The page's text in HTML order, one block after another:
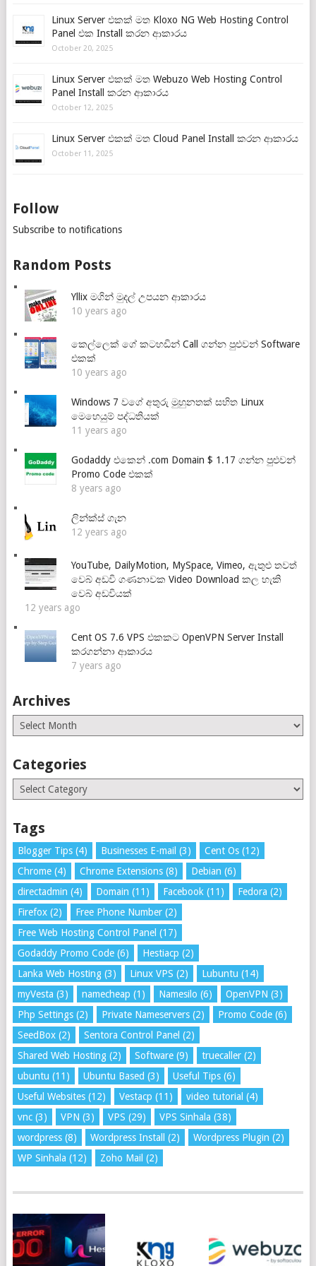
Linux Server එකක් මත Kloxo NG Web Hosting Control
Panel එක Install කරන ආකාරය
October 20, 2025
Linux Server එකක් මත Webuzo Web Hosting Control
Panel Install කරන ආකාරය
October 12, 2025
Linux Server එකක් මත Cloud Panel Install කරන ආකාරය
October 11, 2025
Follow
Subscribe to notifications
Random Posts
Yllix මගින් මුදල් උපයන ආකාරය
10 years ago
කෙල්ලෙක් ගේ කටහඩින් Call ගන්න පුළුවන් Software
එකක්
10 years ago
Windows 7 වගේ අතුරු මුහුනතක් සහිත Linux
මෙහෙයුම් පද්ධතියක්
11 years ago
Godaddy එකෙන් .com Domain $ 1.17 ගන්න පුළුවන්
Promo Code එකක්
8 years ago
ලින්ක්ස් ගැන
12 years ago
YouTube, DailyMotion, MySpace, Vimeo, ඇතුළු තවත්
වෙබ් අඩවි ගණනාවක Video Download කල හැකි
වෙබ් අඩවියක්
12 years ago
Cent OS 7.6 VPS එකකට OpenVPN Server Install
කරගන්නා ආකාරය
7 years ago
Archives
Archives
Categories
Categories
Tags
Blogger Tips(4) Businesses E-mail (3) Cent Os(12)
Chrome(4) Chrome Extensions(8) Debian (6)
directadmin (4) Domain (11) Facebook (11) Fedora (2)
Firefox(2) Free Phone Number(2)
Free Web Hosting Control Panel (17)
Godaddy Promo Code(6) Hestiacp (2)
Lanka Web Hosting(3) Linux VPS (2) Lubuntu (14)
myVesta (3) namecheap (1) Namesilo (6) OpenVPN (3)
Php Settings(2) Private Nameservers(2) Promo Code(6)
SeedBox(2) Sentora Control Panel (2)
Shared Web Hosting(2) Software(9) truecaller(2)
ubuntu (11) Ubuntu Based (3) Useful Tips(6)
Useful Websites(12) Vestacp (11) video tutorial (4)
vnc(3) VPN (3) VPS (29) VPS Sinhala (38)
wordpress(8) Wordpress Install (2) Wordpress Plugin (2)
WP Sinhala (12) Zoho Mail (2)